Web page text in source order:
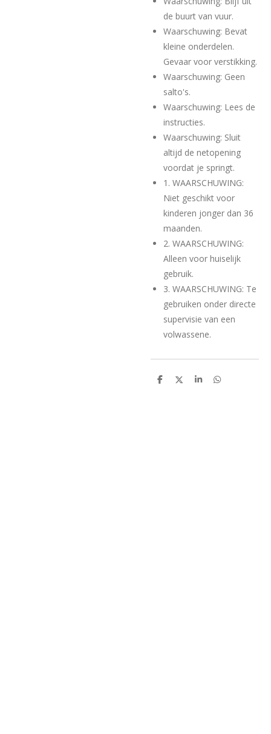
de buurt van vuur.
Waarschuwing: Bevat
kleine onderdelen.
Gevaar voor verstikking.
Waarschuwing: Geen
salto's.
Waarschuwing: Lees de
instructies.
Waarschuwing: Sluit
altijd de netopening
voordat je springt.
1. WAARSCHUWING:
Niet geschikt voor
kinderen jonger dan 36
maanden.
2. WAARSCHUWING:
Alleen voor huiselijk
gebruik.
3. WAARSCHUWING: Te
gebruiken onder directe
supervisie van een
volwassene.
D
D
S
D